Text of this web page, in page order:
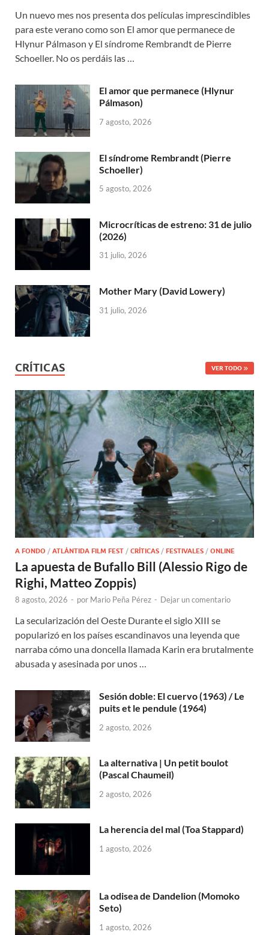
Un nuevo mes nos presenta dos películas imprescindibles
para este verano como son El amor que permanece de
Hlynur Pálmason y El síndrome Rembrandt de Pierre
Schoeller. No os perdáis las …
El amor que permanece (Hlynur
Pálmason)
7 agosto, 2026
El síndrome Rembrandt (Pierre
Schoeller)
5 agosto, 2026
Microcríticas de estreno: 31 de julio
(2026)
31 julio, 2026
Mother Mary (David Lowery)
31 julio, 2026
CRÍTICAS VER TODO
A FONDO / ATLÁNTIDA FILM FEST / CRÍTICAS / FESTIVALES / ONLINE
La apuesta de Bufallo Bill (Alessio Rigo de
Righi, Matteo Zoppis)
8 agosto, 2026 - por Mario Peña Pérez - Dejar un comentario
La secularización del Oeste Durante el siglo XIII se
popularizó en los países escandinavos una leyenda que
narraba cómo una doncella llamada Karin era brutalmente
abusada y asesinada por unos …
Sesión doble: El cuervo (1963) / Le
puits et le pendule (1964)
2 agosto, 2026
La alternativa | Un petit boulot
(Pascal Chaumeil)
2 agosto, 2026
La herencia del mal (Toa Stappard)
1 agosto, 2026
La odisea de Dandelion (Momoko
Seto)
1 agosto, 2026